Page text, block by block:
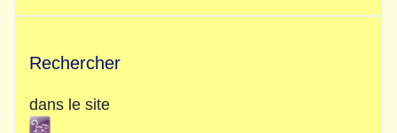
Rechercher
dans le site